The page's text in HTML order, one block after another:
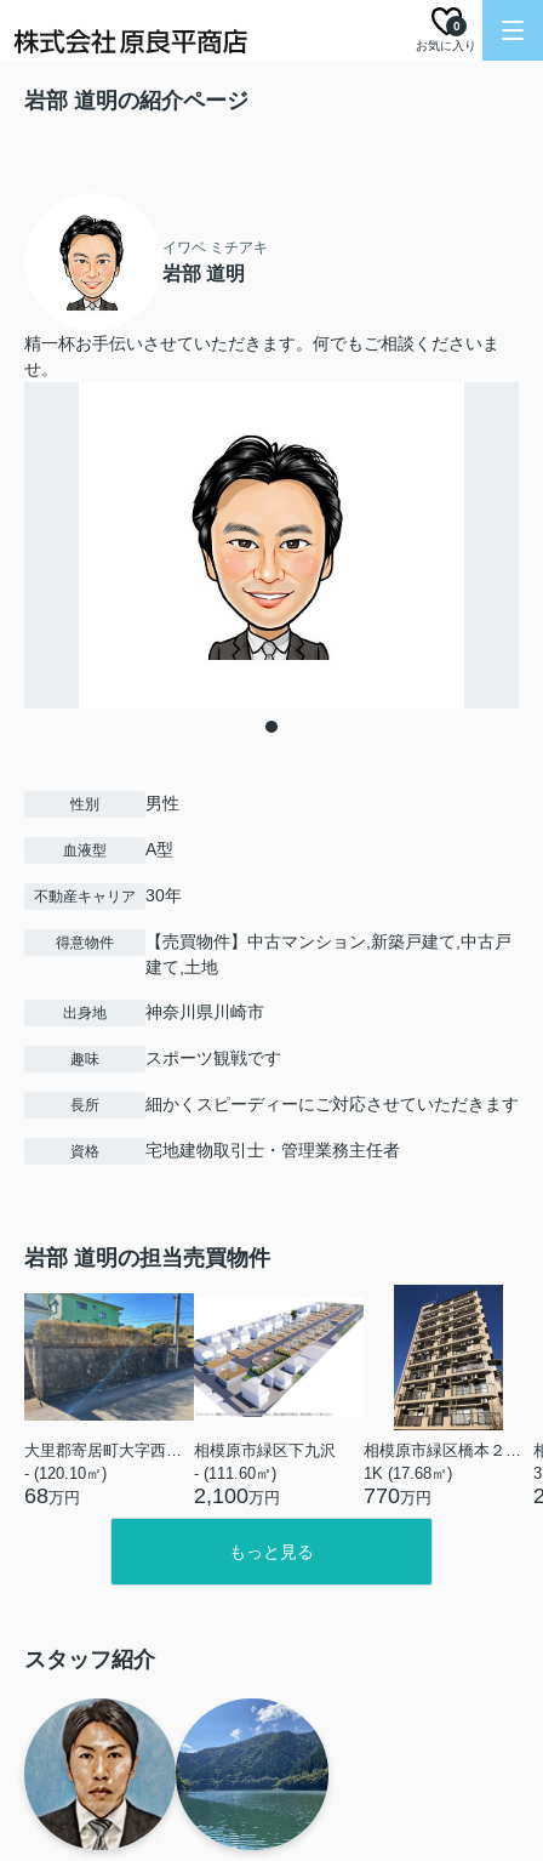
お気に入り
0
岩部 道明の紹介ページ
イワベ ミチアキ
岩部 道明
精一杯お手伝いさせていただきます。何でもご相談くださいま
せ。
性別 男性
血液型 A型
不動産キャリア 30年
得意物件
【売買物件】中古マンション,新築戸建て,中古戸
建て,土地
出身地 神奈川県川崎市
趣味 スポーツ観戦です
長所 細かくスピーディーにご対応させていただきます
資格 宅地建物取引士・管理業務主任者
岩部 道明の担当売買物件
- (120.10㎡)
68万円
相模原市緑区下九沢
- (111.60㎡)
2,100万円
1K (17.68㎡)
770万円
もっと見る
スタッフ紹介